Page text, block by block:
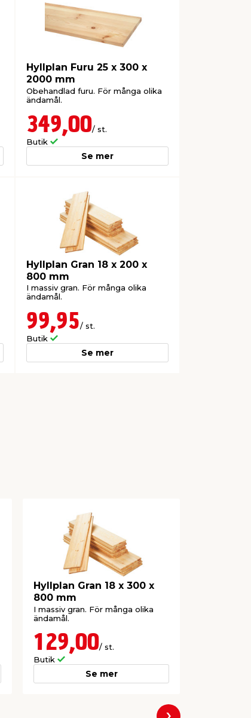
Hyllplan Furu 25 x 300 x
2000 mm
Obehandlad furu. För många olika
ändamål.
349,00/ st.
Butik
Se mer
Hyllplan Gran 18 x 200 x
800 mm
I massiv gran. För många olika
ändamål.
99,95/ st.
Butik
Se mer
Hyllplan Gran 18 x 300 x
800 mm
I massiv gran. För många olika
ändamål.
129,00/ st.
Butik
Se mer